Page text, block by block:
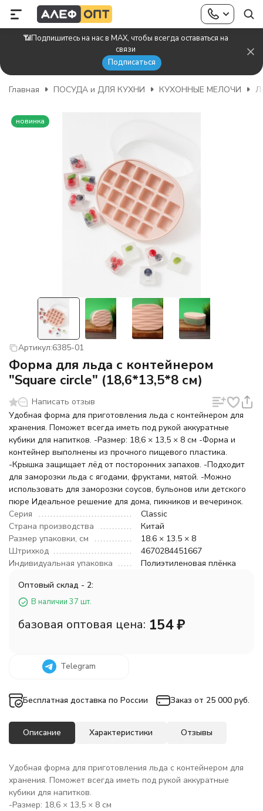
📶Подпишитесь на нас в MAX, чтобы всегда оставаться на
связи
Подписаться
Главная ПОСУДА и ДЛЯ КУХНИ КУХОННЫЕ МЕЛОЧИ
новинка
Артикул:6385-01
Форма для льда с контейнером
"Square circle" (18,6*13,5*8 см)
Написать отзыв
Удобная форма для приготовления льда с контейнером для
хранения. Поможет всегда иметь под рукой аккуратные
кубики для напитков. -Размер: 18,6 × 13,5 × 8 см -Форма и
контейнер выполнены из прочного пищевого пластика.
-Крышка защищает лёд от посторонних запахов. -Подходит
для заморозки льда с ягодами, фруктами, мятой. -Можно
использовать для заморозки соусов, бульонов или детского
пюре Идеальное решение для дома, пикников и вечеринок.
Серия
Classic
Страна производства
Китай
Размер упаковки, см
18.6 × 13.5 × 8
Штрихкод
4670284451667
Индивидуальная упаковка
Полиэтиленовая плёнка
Оптовый склад - 2:
В наличии 37 шт.
базовая оптовая цена: 154₽
Telegram
Бесплатная доставка по России Заказ от 25 000 руб.
Описание Характеристики Отзывы
Удобная форма для приготовления льда с контейнером для
хранения. Поможет всегда иметь под рукой аккуратные
кубики для напитков.
-Размер: 18,6 × 13,5 × 8 см